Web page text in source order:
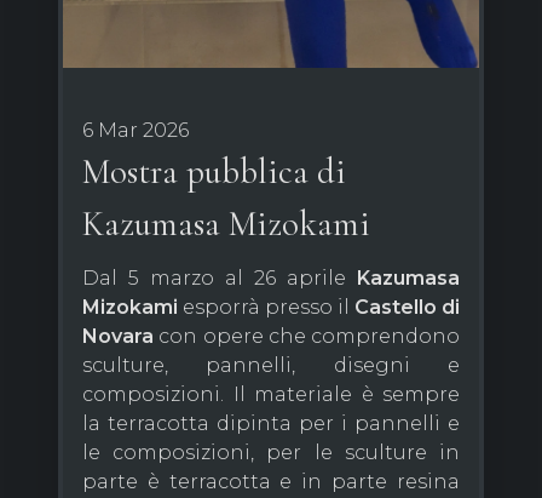
6 Mar 2026
Mostra pubblica di
Kazumasa Mizokami
Dal 5 marzo al 26 aprile
Kazumasa
Mizokami esporrà presso il Castello di
Novara con opere che comprendono
sculture, pannelli, disegni e
composizioni. Il materiale è sempre
la terracotta dipinta per i pannelli e
le composizioni, per le sculture in
parte è terracotta e in parte resina